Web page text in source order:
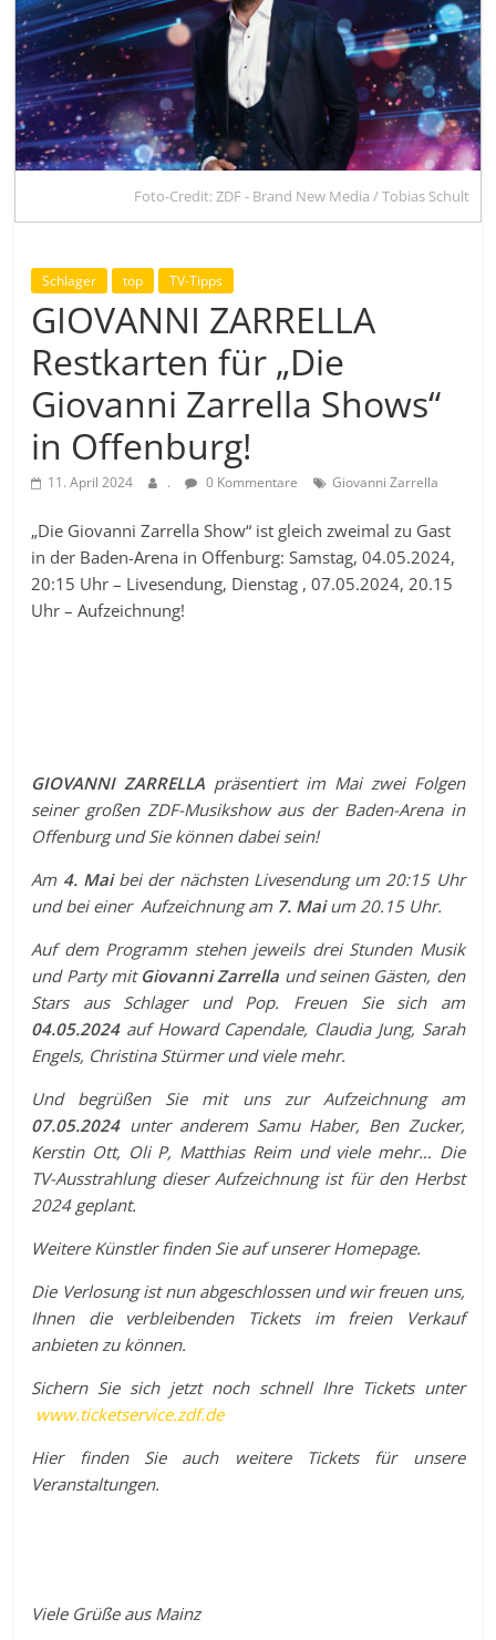
Foto-Credit: ZDF - Brand New Media / Tobias Schult
Schlager top TV-Tipps
GIOVANNI ZARRELLA
Restkarten für „Die
Giovanni Zarrella Shows“
in Offenburg!
11. April 2024 . 0 Kommentare Giovanni Zarrella
„Die Giovanni Zarrella Show“ ist gleich zweimal zu Gast
in der Baden-Arena in Offenburg: Samstag, 04.05.2024,
20:15 Uhr – Livesendung, Dienstag , 07.05.2024, 20.15
Uhr – Aufzeichnung!
GIOVANNI ZARRELLA präsentiert im Mai zwei Folgen
seiner großen ZDF-Musikshow aus der Baden-Arena in
Offenburg und Sie können dabei sein!
Am 4. Maibei der nächsten Livesendung um 20:15 Uhr
und bei einer Aufzeichnung am 7. Maium 20.15 Uhr.
Auf dem Programm stehen jeweils drei Stunden Musik
und Party mit Giovanni Zarrella und seinen Gästen, den
Stars aus Schlager und Pop. Freuen Sie sich am
04.05.2024auf Howard Capendale, Claudia Jung, Sarah
Engels, Christina Stürmer und viele mehr.
Und begrüßen Sie mit uns zur Aufzeichnung am
07.05.2024unter anderem Samu Haber, Ben Zucker,
Kerstin Ott, Oli P, Matthias Reim und viele mehr… Die
TV-Ausstrahlung dieser Aufzeichnung ist für den Herbst
2024 geplant.
Weitere Künstler finden Sie auf unserer Homepage.
Die Verlosung ist nun abgeschlossen und wir freuen uns,
Ihnen die verbleibenden Tickets im freien Verkauf
anbieten zu können.
Sichern Sie sich jetzt noch schnell Ihre Tickets unter
www.ticketservice.zdf.de
Hier finden Sie auch weitere Tickets für unsere
Veranstaltungen.
Viele Grüße aus Mainz